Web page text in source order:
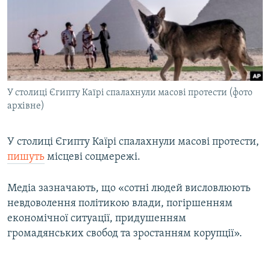
ФОТО
СПЕЦПРОЄКТИ
ПОДКАСТИ
КРИМ РЕАЛІЇ
УКР
ДОЛУЧАЙСЯ!
У столиці Єгипту Каїрі спалахнули масові протести (фото
архівне)
У столиці Єгипту Каїрі спалахнули масові протести,
пишуть місцеві соцмережі.
Медіа зазначають, що «сотні людей висловлюють
невдоволення політикою влади, погіршенням
економічної ситуації, придушенням
громадянських свобод та зростанням корупції».